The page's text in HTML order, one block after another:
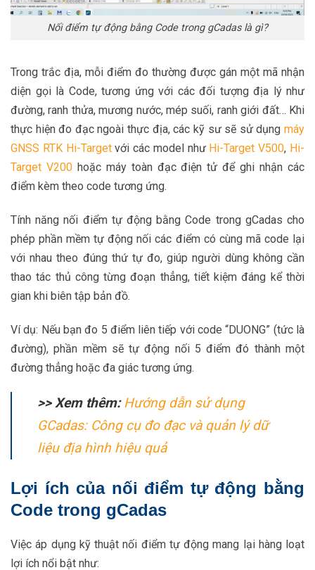
Nối điểm tự động bằng Code trong gCadas là gì?
Trong trắc địa, mỗi điểm đo thường được gán một mã nhận
diện gọi là Code, tương ứng với các đối tượng địa lý như
đường, ranh thửa, mương nước, mép suối, ranh giới đất… Khi
thực hiện đo đạc ngoài thực địa, các kỹ sư sẽ sử dụng máy
GNSS RTK Hi-Targetvới các model như Hi-Target V500, Hi-
Target V200hoặc máy toàn đạc điện tử để ghi nhận các
điểm kèm theo code tương ứng.
Tính năng nối điểm tự động bằng Code trong gCadas cho
phép phần mềm tự động nối các điểm có cùng mã code lại
với nhau theo đúng thứ tự đo, giúp người dùng không cần
thao tác thủ công từng đoạn thẳng, tiết kiệm đáng kể thời
gian khi biên tập bản đồ.
Ví dụ: Nếu bạn đo 5 điểm liên tiếp với code “DUONG” (tức là
đường), phần mềm sẽ tự động nối 5 điểm đó thành một
đường thẳng hoặc đa giác tương ứng.
>> Xem thêm: Hướng dẫn sử dụng
GCadas: Công cụ đo đạc và quản lý dữ
liệu địa hình hiệu quả
Lợi ích của nối điểm tự động bằng
Code trong gCadas
Việc áp dụng kỹ thuật nối điểm tự động mang lại hàng loạt
lợi ích nổi bật như: